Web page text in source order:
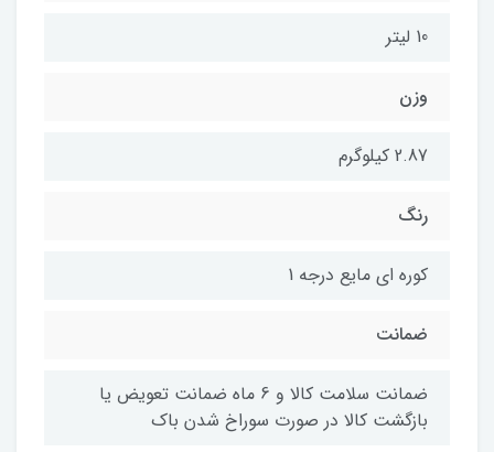
10 لیتر
وزن
2.87 کیلوگرم
رنگ
کوره ای مایع درجه 1
ضمانت
ضمانت سلامت کالا و 6 ماه ضمانت تعویض یا
بازگشت کالا در صورت سوراخ شدن باک